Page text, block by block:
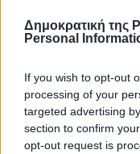
Δημοκρατική της
Personal
If you wish to opt-out
processing of your
targeted advertising
section to confirm
opt-out request is